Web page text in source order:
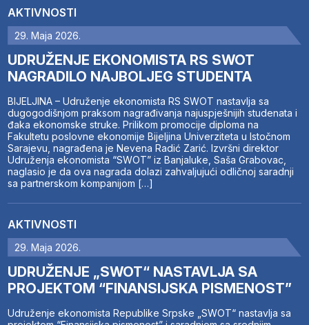
AKTIVNOSTI
29. Maja 2026.
UDRUŽENJE EKONOMISTA RS SWOT
NAGRADILO NAJBOLJEG STUDENTA
BIJELJINA – Udruženje ekonomista RS SWOT nastavlja sa
dugogodišnjom praksom nagrađivanja najuspješnijih studenata i
đaka ekonomske struke. Prilikom promocije diploma na
Fakultetu poslovne ekonomije Bijeljina Univerziteta u Istočnom
Sarajevu, nagrađena je Nevena Radić Zarić. Izvršni direktor
Udruženja ekonomista “SWOT” iz Banjaluke, Saša Grabovac,
naglasio je da ova nagrada dolazi zahvaljujući odličnoj saradnji
sa partnerskom kompanijom […]
AKTIVNOSTI
29. Maja 2026.
UDRUŽENJE „SWOT“ NASTAVLJA SA
PROJEKTOM “FINANSIJSKA PISMENOST”
Udruženje ekonomista Republike Srpske „SWOT“ nastavlja sa